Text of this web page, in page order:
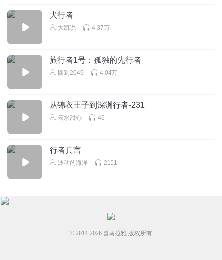
犬行者
大凯说 4.37万
旅行者1号：孤独的先行者
回到2049 4.04万
从锦衣王子到深渊行者-231
云水甜心 46
行者真言
波动的海洋 2101
© 2014-2026 喜马拉雅 版权所有